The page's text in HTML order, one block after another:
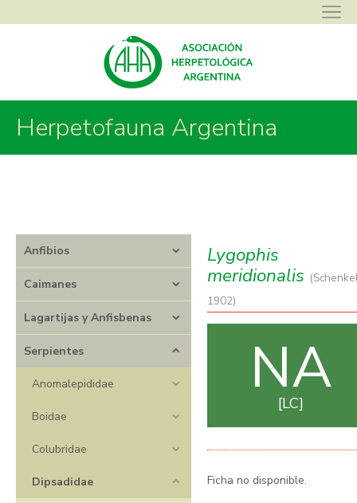
Asociación Herpetológica Argentina Herpetofauna Argentina
Serpientes >Dipsadidae > Lygophis> Lygophis meridionalis
Herpetofauna Argentina
Anfibios
Caimanes
Lagartijas y Anfisbenas
Serpientes
Anomalepididae
Boidae
Colubridae
Dipsadidae
Lygophis
meridionalis
1902)
NA
LC
Ficha no disponible.